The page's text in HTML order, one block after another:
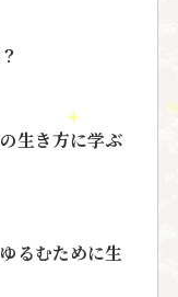
生き方に学ぶ
るむために生